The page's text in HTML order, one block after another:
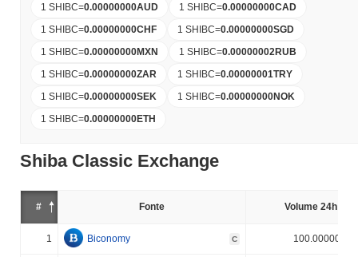
1 SHIBC=0.00000000AUD 1 SHIBC=0.00000000CAD
1 SHIBC=0.00000000CHF 1 SHIBC=0.00000000SGD
1 SHIBC=0.00000000MXN 1 SHIBC=0.00000002RUB
1 SHIBC=0.00000000ZAR 1 SHIBC=0.00000001TRY
1 SHIBC=0.00000000SEK 1 SHIBC=0.00000000NOK
1 SHIBC=0.00000000ETH
Shiba Classic Exchange
# Fonte Volume 24h (%)
1 Biconomy C 100.000000%